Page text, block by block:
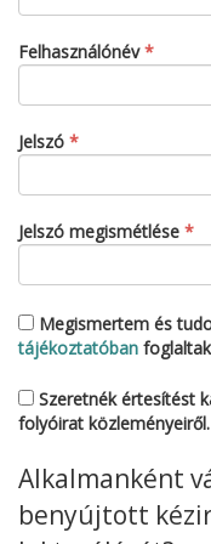
Felhasználónév*Kötelező
Jelszó *Kötelező
Jelszó megismétlése *
Megismertem és
tájékoztatóban
folyóirat közleményeiről.
Alkalmanként
benyújtott